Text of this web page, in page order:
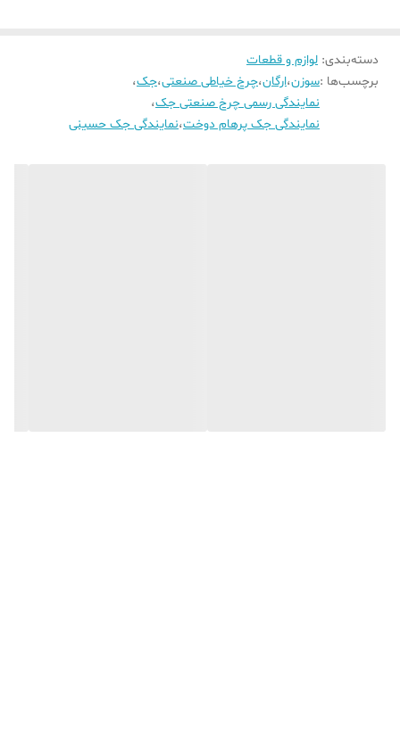
دسته‌بندی: لوازم و قطعات
برچسب‌ها :سوزن،ارگان،چرخ خیاطی صنعتی،جک،
نمایندگی رسمی چرخ صنعتی جک،
نمایندگی جک پرهام دوخت،نمایندگی جک حسینی